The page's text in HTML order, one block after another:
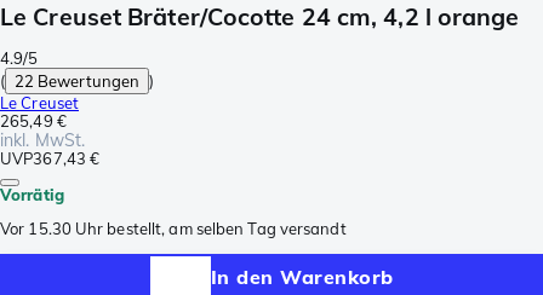
Le Creuset Bräter/Cocotte 24 cm, 4,2 l orange
4.9/5
( 22 Bewertungen )
Le Creuset
265,49 €
inkl. MwSt.
UVP367,43 €
Vorrätig
Vor 15.30 Uhr bestellt, am selben Tag versandt
In den Warenkorb